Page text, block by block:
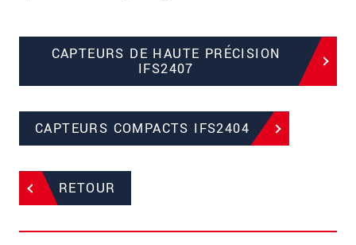
CAPTEURS DE HAUTE PRÉCISION
IFS2407
CAPTEURS COMPACTS IFS2404
RETOUR